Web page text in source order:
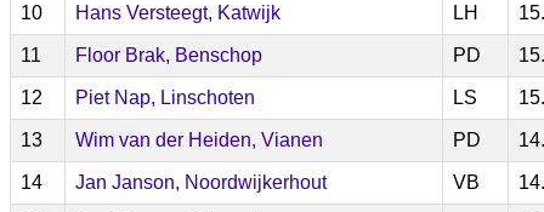
10 Hans Versteegt, Katwijk LH
11 Floor Brak, Benschop PD
12 Piet Nap, Linschoten LS
13 Wim van der Heiden, Vianen PD
14 Jan Janson, Noordwijkerhout VB